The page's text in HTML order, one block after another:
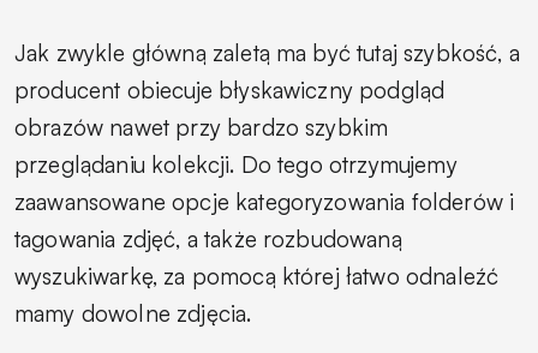
Jak zwykle główną zaletą ma być tutaj szybkość, a
producent obiecuje błyskawiczny podgląd
obrazów nawet przy bardzo szybkim
przeglądaniu kolekcji. Do tego otrzymujemy
zaawansowane opcje kategoryzowania folderów i
tagowania zdjęć, a także rozbudowaną
wyszukiwarkę, za pomocą której łatwo odnaleźć
mamy dowolne zdjęcia.